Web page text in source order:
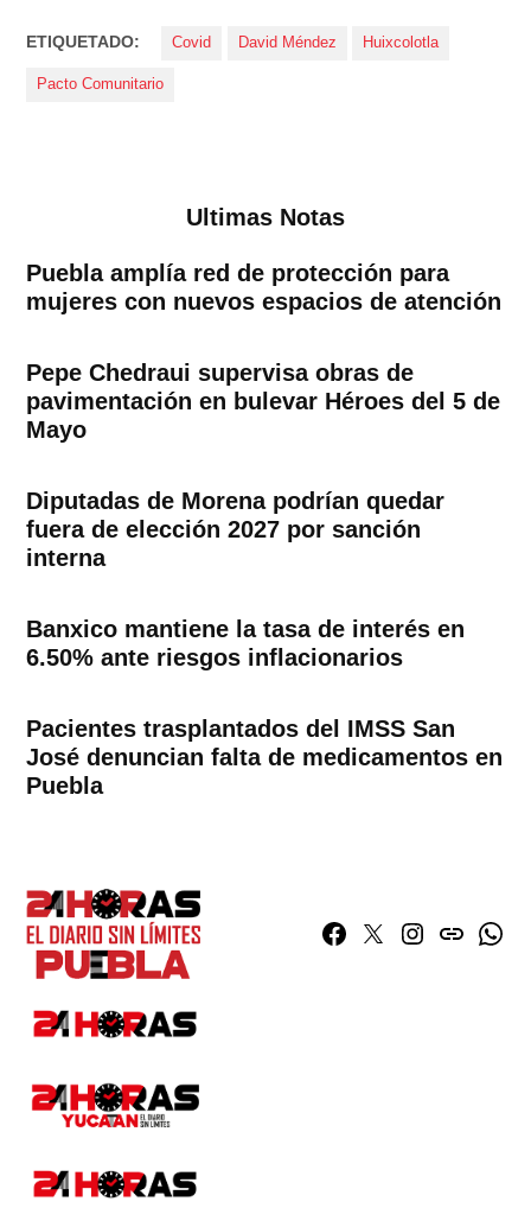
ETIQUETADO: Covid David Méndez Huixcolotla
Pacto Comunitario
Ultimas Notas
Puebla amplía red de protección para
mujeres con nuevos espacios de atención
Pepe Chedraui supervisa obras de
pavimentación en bulevar Héroes del 5 de
Mayo
Diputadas de Morena podrían quedar
fuera de elección 2027 por sanción
interna
Banxico mantiene la tasa de interés en
6.50% ante riesgos inflacionarios
Pacientes trasplantados del IMSS San
José denuncian falta de medicamentos en
Puebla
Facebook
TwitterInstagram
issuu